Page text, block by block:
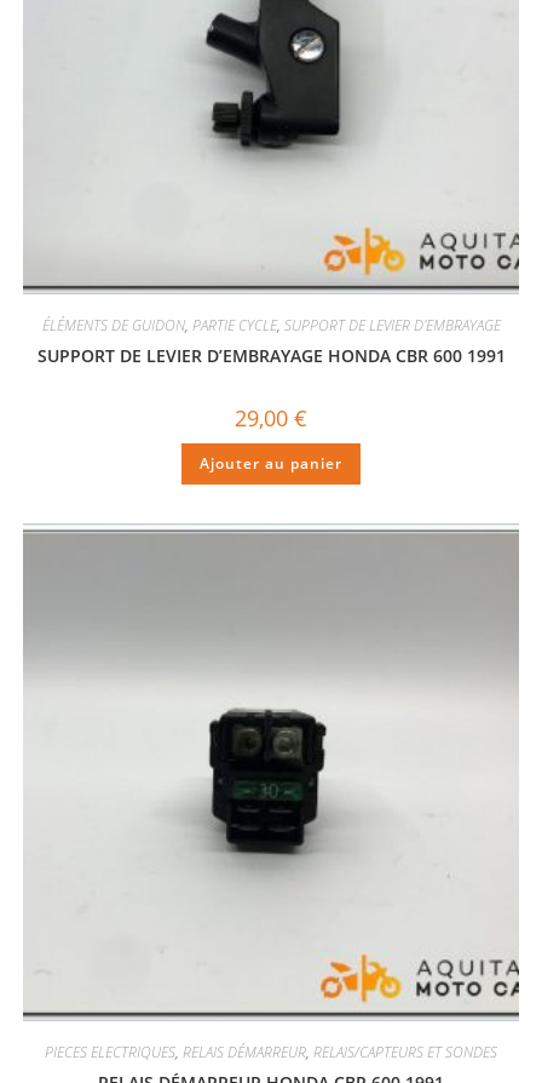
ÉLÉMENTS DE GUIDON, PARTIE CYCLE, SUPPORT DE LEVIER D'EMBRAYAGE
SUPPORT DE LEVIER D’EMBRAYAGE HONDA CBR 600 1991
29,00 €
Ajouter au panier
PIECES ELECTRIQUES, RELAIS DÉMARREUR, RELAIS/CAPTEURS ET SONDES